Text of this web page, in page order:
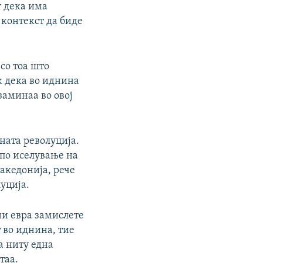
дека има
да биде
тоа што
дека во иднина
во овој
револуција.
иселување на
рече
евра замислете
во иднина, тие
ниту една